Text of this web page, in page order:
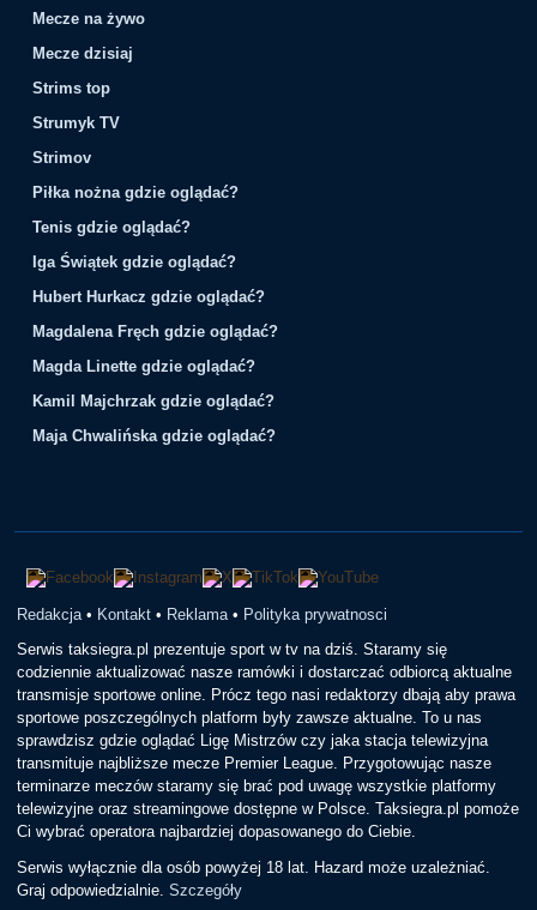
Mecze na żywo
Mecze dzisiaj
Strims top
Strumyk TV
Strimov
Piłka nożna gdzie oglądać?
Tenis gdzie oglądać?
Iga Świątek gdzie oglądać?
Hubert Hurkacz gdzie oglądać?
Magdalena Fręch gdzie oglądać?
Magda Linette gdzie oglądać?
Kamil Majchrzak gdzie oglądać?
Maja Chwalińska gdzie oglądać?
Redakcja • Kontakt • Reklama • Polityka prywatnosci
Serwis taksiegra.pl prezentuje sport w tv na dziś. Staramy się
codziennie aktualizować nasze ramówki i dostarczać odbiorcą aktualne
transmisje sportowe online. Prócz tego nasi redaktorzy dbają aby prawa
sportowe poszczególnych platform były zawsze aktualne. To u nas
sprawdzisz gdzie oglądać Ligę Mistrzów czy jaka stacja telewizyjna
transmituje najbliższe mecze Premier League. Przygotowując nasze
terminarze meczów staramy się brać pod uwagę wszystkie platformy
telewizyjne oraz streamingowe dostępne w Polsce. Taksiegra.pl pomoże
Ci wybrać operatora najbardziej dopasowanego do Ciebie.
Serwis wyłącznie dla osób powyżej 18 lat. Hazard może uzależniać.
Graj odpowiedzialnie.Szczegóły